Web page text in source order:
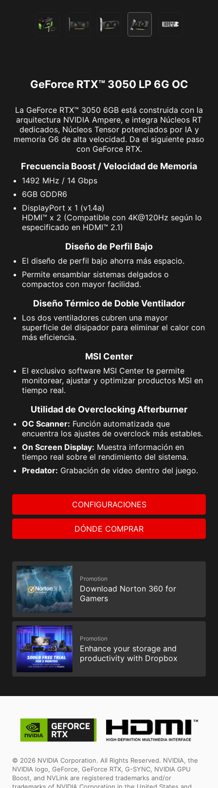
GeForce RTX™ 3050 LP 6G OC
La GeForce RTX™ 3050 6GB está construida con la
arquitectura NVIDIA Ampere, e integra Núcleos RT
dedicados, Núcleos Tensor potenciados por IA y
memoria G6 de alta velocidad. Da el siguiente paso
con GeForce RTX.
Frecuencia Boost / Velocidad de Memoria
1492 MHz / 14 Gbps
6GB GDDR6
DisplayPort x 1 (v1.4a)
HDMI™ x 2 (Compatible con 4K@120Hz según lo
especificado en HDMI™ 2.1)
Diseño de Perfil Bajo
El diseño de perfil bajo ahorra más espacio.
Permite ensamblar sistemas delgados o
compactos con mayor facilidad.
Diseño Térmico de Doble Ventilador
Los dos ventiladores cubren una mayor
superficie del disipador para eliminar el calor con
más eficiencia.
MSI Center
El exclusivo software MSI Center te permite
monitorear, ajustar y optimizar productos MSI en
tiempo real.
Utilidad de Overclocking Afterburner
OC Scanner: Función automatizada que
encuentra los ajustes de overclock más estables.
On Screen Display: Muestra información en
tiempo real sobre el rendimiento del sistema.
Predator: Grabación de video dentro del juego.
CONFIGURACIONES
DÓNDE COMPRAR
Promotion
Download Norton 360 for
Gamers
Promotion
Enhance your storage and
productivity with Dropbox
© 2026 NVIDIA Corporation. All Rights Reserved. NVIDIA, the
NVIDIA logo, GeForce, GeForce RTX, G-SYNC, NVIDIA GPU
Boost, and NVLink are registered trademarks and/or